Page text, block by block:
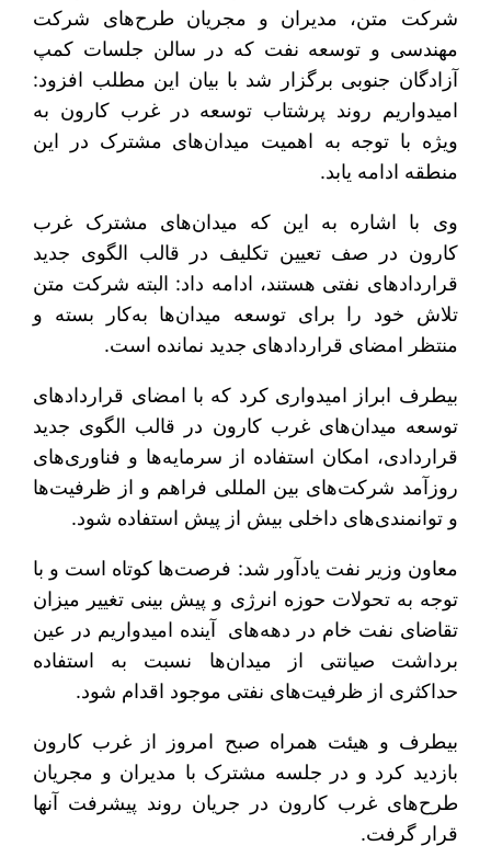
شرکت متن، مدیران و مجریان طرح‌های شرکت
مهندسی و توسعه نفت که در سالن جلسات کمپ
آزادگان جنوبی برگزار شد با بیان این مطلب افزود:
امیدواریم روند پرشتاب توسعه در غرب کارون به
ویژه با توجه به اهمیت میدان‌های مشترک در این
منطقه ادامه یابد.
وی با اشاره به این که میدان‌های مشترک غرب
کارون در صف تعیین تکلیف در قالب الگوی جدید
قراردادهای نفتی هستند، ادامه داد: البته شرکت متن
تلاش خود را برای توسعه میدان‌ها به‌کار بسته و
منتظر امضای قراردادهای جدید نمانده است.
بیطرف ابراز امیدواری کرد که با امضای قراردادهای
توسعه میدان‌های غرب کارون در قالب الگوی جدید
قراردادی، امکان استفاده از سرمایه‌ها و فناوری‌های
روزآمد شرکت‌های بین المللی فراهم و از ظرفیت‌ها
و توانمندی‌های داخلی بیش از پیش استفاده شود.
معاون وزیر نفت یادآور شد: فرصت‌ها کوتاه است و با
توجه به تحولات حوزه انرژی و پیش بینی تغییر میزان
تقاضای نفت خام در دهه‌های آینده امیدواریم در عین
برداشت صیانتی از میدان‌ها نسبت به استفاده
حداکثری از ظرفیت‌های نفتی موجود اقدام شود.
بیطرف و هیئت همراه صبح امروز از غرب کارون
بازدید کرد و در جلسه مشترک با مدیران و مجریان
طرح‌های غرب کارون در جریان روند پیشرفت آنها
قرار گرفت.